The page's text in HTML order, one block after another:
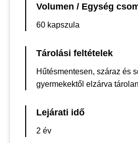
Volumen / Egység
60 kapszula
Tárolási feltételek
Hűtésmentesen, száraz és
gyermekektől elzárva
Lejárati idő
2 év